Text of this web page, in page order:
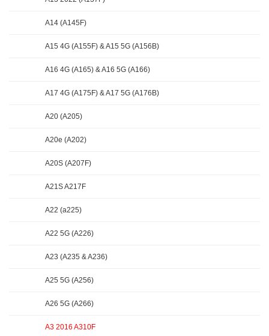
A14 (A145F)
A15 4G (A155F) & A15 5G (A156B)
A16 4G (A165) & A16 5G (A166)
A17 4G (A175F) & A17 5G (A176B)
A20 (A205)
A20e (A202)
A20S (A207F)
A21S A217F
A22 (a225)
A22 5G (A226)
A23 (A235 & A236)
A25 5G (A256)
A26 5G (A266)
A3 2016 A310F